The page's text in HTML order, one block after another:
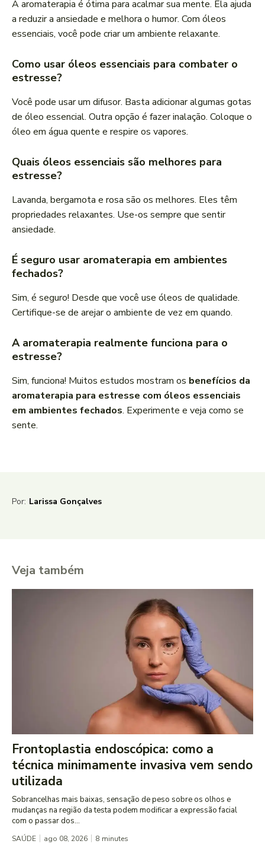
A aromaterapia é ótima para acalmar sua mente. Ela ajuda
a reduzir a ansiedade e melhora o humor. Com óleos
essenciais, você pode criar um ambiente relaxante.
Como usar óleos essenciais para combater o
estresse?
Você pode usar um difusor. Basta adicionar algumas gotas
de óleo essencial. Outra opção é fazer inalação. Coloque o
óleo em água quente e respire os vapores.
Quais óleos essenciais são melhores para
estresse?
Lavanda, bergamota e rosa são os melhores. Eles têm
propriedades relaxantes. Use-os sempre que sentir
ansiedade.
É seguro usar aromaterapia em ambientes
fechados?
Sim, é seguro! Desde que você use óleos de qualidade.
Certifique-se de arejar o ambiente de vez em quando.
A aromaterapia realmente funciona para o
estresse?
Sim, funciona! Muitos estudos mostram os benefícios da
aromaterapia para estresse com óleos essenciais
em ambientes fechados. Experimente e veja como se
sente.
Por: Larissa Gonçalves
Veja também
Frontoplastia endoscópica: como a
técnica minimamente invasiva vem sendo
utilizada
Sobrancelhas mais baixas, sensação de peso sobre os olhos e
mudanças na região da testa podem modificar a expressão facial
com o passar dos...
SAÚDE ago 08, 2026 8 minutes